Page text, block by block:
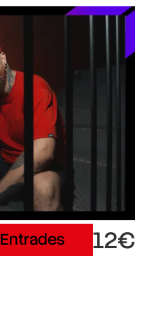
Entrades 12€